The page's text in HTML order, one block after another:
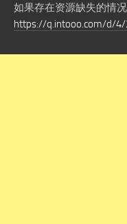
如果存在资源缺失的情
https://q.intooo.com/d/